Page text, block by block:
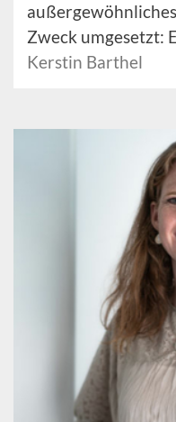
Zweck umgesetzt:
Kerstin Barthel